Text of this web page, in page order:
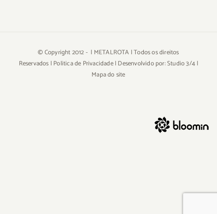
© Copyright 2012 - | METALROTA | Todos os direitos
Reservados |Politica de Privacidade| Desenvolvido por:Studio 3/4|
Mapa do site